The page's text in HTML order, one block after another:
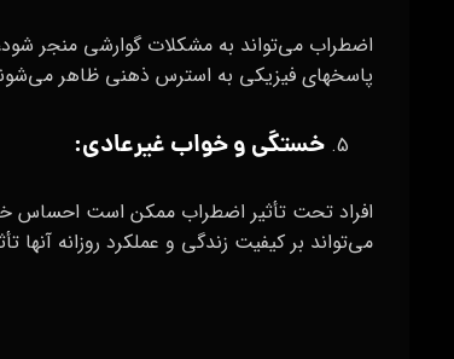
اضطراب می‌تواند به مشکلات گوارشی منجر شود،
پاسخهای فیزیکی به استرس ذهنی ظاهر
خستگی و خواب غیرعادی:
افراد تحت تأثیر اضطراب ممکن است احساس
می‌تواند بر کیفیت زندگی و عملکرد روزانه آنها